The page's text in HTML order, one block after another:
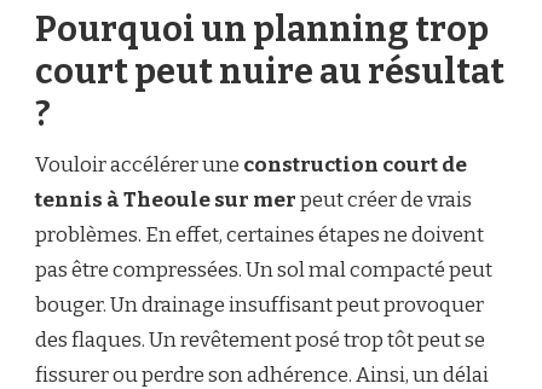
Pourquoi un planning trop
court peut nuire au résultat
?
Vouloir accélérer une construction court de
tennis à Theoule sur merpeut créer de vrais
problèmes. En effet, certaines étapes ne doivent
pas être compressées. Un sol mal compacté peut
bouger. Un drainage insuffisant peut provoquer
des flaques. Un revêtement posé trop tôt peut se
fissurer ou perdre son adhérence. Ainsi, un délai